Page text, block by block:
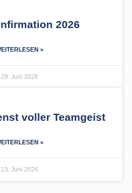
2026
»
29. Juni 2026
voller Teamgeist
»
23. Juni 2026